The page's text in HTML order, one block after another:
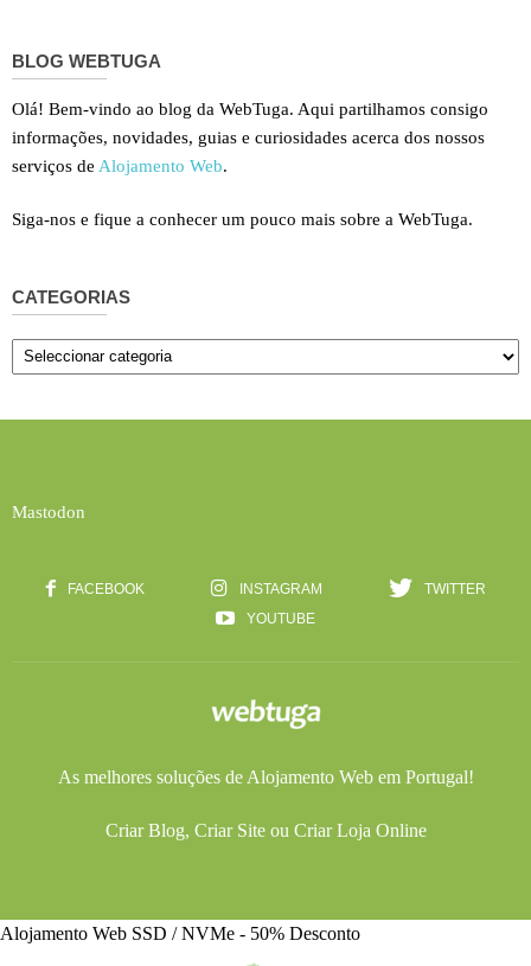
BLOG WEBTUGA
Olá! Bem-vindo ao blog da WebTuga. Aqui partilhamos consigo
informações, novidades, guias e curiosidades acerca dos nossos
serviços de Alojamento Web.
Siga-nos e fique a conhecer um pouco mais sobre a WebTuga.
CATEGORIAS
Categorias
Mastodon
FACEBOOK INSTAGRAM
TWITTER
YOUTUBE
As melhores soluções de Alojamento Webem Portugal!
Criar Blog, Criar Siteou Criar Loja Online
Alojamento Web SSD / NVMe - 50% Desconto